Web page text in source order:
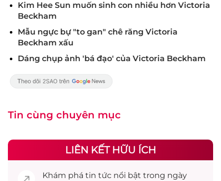
Kim Hee Sun muốn sinh con nhiều hơn Victoria
Beckham
Mẫu ngực bự "to gan" chê răng Victoria
Beckham xấu
Dáng chụp ảnh 'bá đạo' của Victoria Beckham
Tin cùng chuyên mục
LIÊN KẾT HỮU ÍCH
Khám phá tin tức nổi bật trong ngày